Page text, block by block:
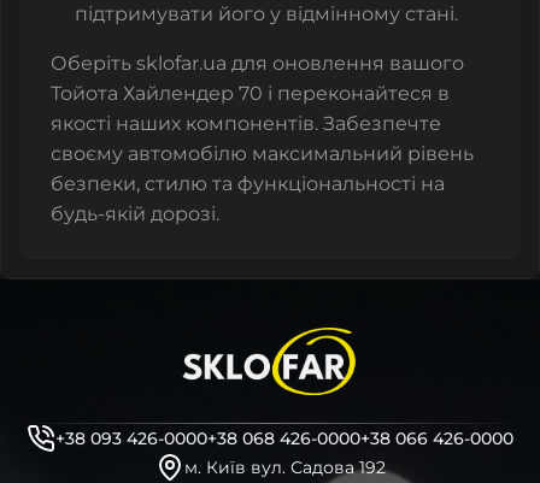
підтримувати його у відмінному стані.
Оберіть sklofar.ua для оновлення вашого
Тойота Хайлендер 70 і переконайтеся в
якості наших компонентів. Забезпечте
своєму автомобілю максимальний рівень
безпеки, стилю та функціональності на
будь-якій дорозі.
+38 093 426-0000+38 068 426-0000+38 066 426-0000
м. Київ вул. Садова 192